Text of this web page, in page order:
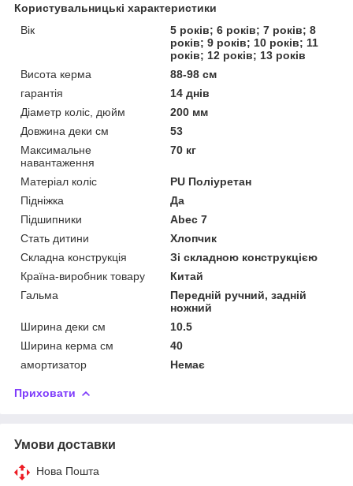
Користувальницькі характеристики
Вік
5 років; 6 років; 7 років; 8
років; 9 років; 10 років; 11
років; 12 років; 13 років
Висота керма
88-98 см
гарантія
14 днів
Діаметр коліс, дюйм
200 мм
Довжина деки см
53
Максимальне
навантаження
70 кг
Матеріал коліс
PU Поліуретан
Підніжка
Да
Підшипники
Abec 7
Стать дитини
Хлопчик
Складна конструкція
Зі складною конструкцією
Країна-виробник товару
Китай
Гальма
Передній ручний, задній
ножний
Ширина деки см
10.5
Ширина керма см
40
амортизатор
Немає
Приховати
Умови доставки
Нова Пошта